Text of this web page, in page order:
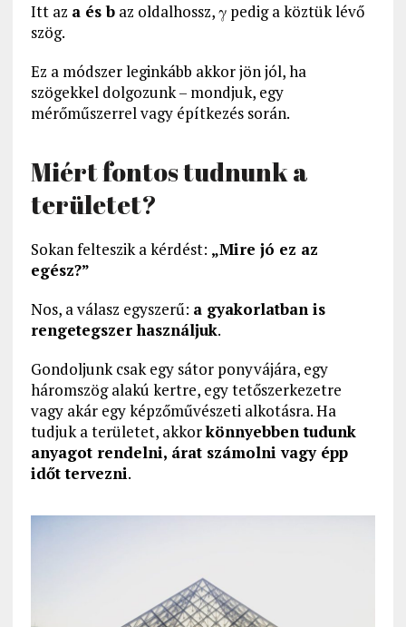
Itt az a és baz oldalhossz, γ pedig a köztük lévő
szög.
Ez a módszer leginkább akkor jön jól, ha
szögekkel dolgozunk – mondjuk, egy
mérőműszerrel vagy építkezés során.
Miért fontos tudnunk a
területet?
Sokan felteszik a kérdést: „Mire jó ez az
egész?”
Nos, a válasz egyszerű: a gyakorlatban is
rengetegszer használjuk.
Gondoljunk csak egy sátor ponyvájára, egy
háromszög alakú kertre, egy tetőszerkezetre
vagy akár egy képzőművészeti alkotásra. Ha
tudjuk a területet, akkorkönnyebben tudunk
anyagot rendelni, árat számolni vagy épp
időt tervezni.